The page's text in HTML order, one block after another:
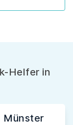
Helfer in
Münster